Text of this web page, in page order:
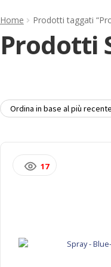
Home Prodotti taggati
Prodotti
17